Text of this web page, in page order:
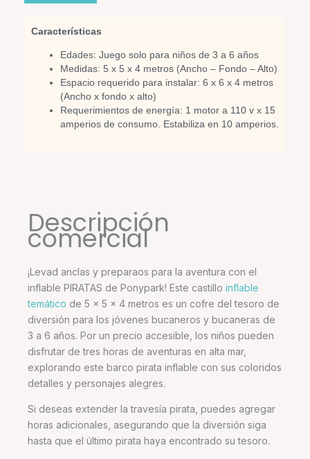
Características
Edades: Juego solo para niños de 3 a 6 años
Medidas: 5 x 5 x 4 metros (Ancho – Fondo – Alto)
Espacio requerido para instalar: 6 x 6 x 4 metros
(Ancho x fondo x alto)
Requerimientos de energía: 1 motor a 110 v x 15
amperios de consumo. Estabiliza en 10 amperios.
Descripción
comercial
¡Levad anclas y preparaos para la aventura con el
inflable PIRATAS de Ponypark! Este castillo inflable
temático de 5 x 5 x 4 metros es un cofre del tesoro de
diversión para los jóvenes bucaneros y bucaneras de
3 a 6 años. Por un precio accesible, los niños pueden
disfrutar de tres horas de aventuras en alta mar,
explorando este barco pirata inflable con sus coloridos
detalles y personajes alegres.
Si deseas extender la travesía pirata, puedes agregar
horas adicionales, asegurando que la diversión siga
hasta que el último pirata haya encontrado su tesoro.